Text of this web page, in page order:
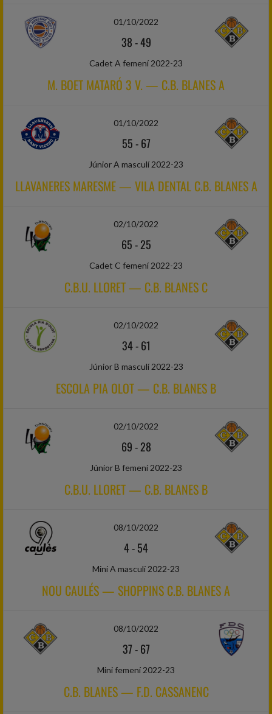
01/10/2022
38-49
Cadet A femení 2022-23
M. BOET MATARÓ 3 V. — C.B. BLANES A
01/10/2022
55-67
Júnior A masculí 2022-23
LLAVANERES MARESME — VILA DENTAL C.B. BLANES A
02/10/2022
65-25
Cadet C femení 2022-23
C.B.U. LLORET — C.B. BLANES C
02/10/2022
34-61
Júnior B masculí 2022-23
ESCOLA PIA OLOT — C.B. BLANES B
02/10/2022
69-28
Júnior B femení 2022-23
C.B.U. LLORET — C.B. BLANES B
08/10/2022
4-54
Mini A masculí 2022-23
NOU CAULÉS — SHOPPINS C.B. BLANES A
08/10/2022
37-67
Mini femení 2022-23
C.B. BLANES — F.D. CASSANENC